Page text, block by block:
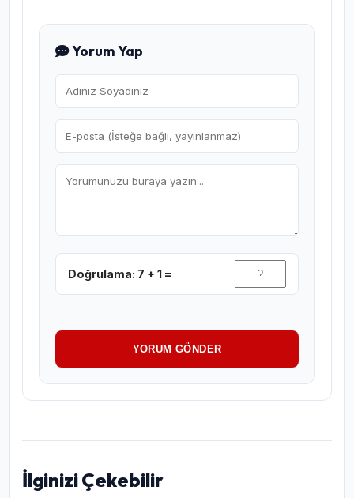
Yorum Yap
Doğrulama: 7 + 1 =
YORUM GÖNDER
İlginizi Çekebilir